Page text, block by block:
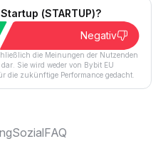
(STARTUP)?
Negativ
die Meinungen der Nutzenden
Sie wird weder von Bybit EU
die zukünftige Performance gedacht.
SozialFAQ